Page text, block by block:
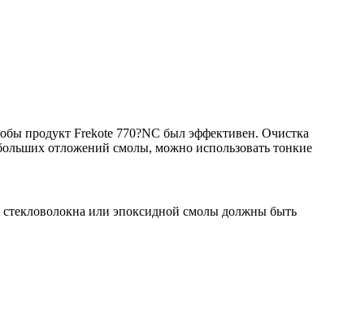
продукт Frekote 770?NC был эффективен. Очистка
отложений смолы, можно использовать тонкие
или эпоксидной смолы должны быть